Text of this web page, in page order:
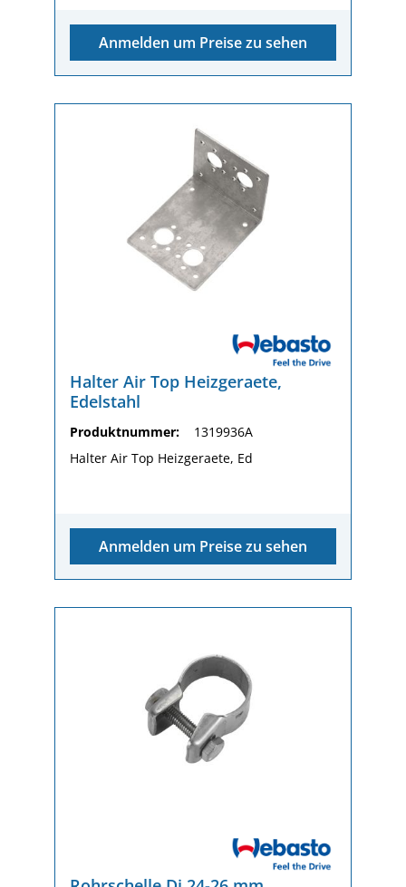
AbdichtungTechnische
DokumentationPackaging dimension (L x W
Anmelden um Preise zu sehen
Halter Air Top Heizgeraete,
Edelstahl
Produktnummer:
1319936A
Halter Air Top Heizgeraete, Ed
Anmelden um Preise zu sehen